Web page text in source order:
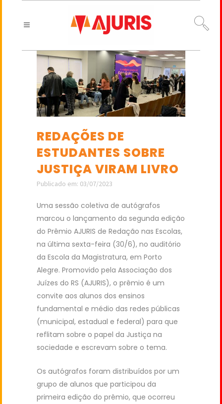
REDAÇÕES DE
ESTUDANTES SOBRE
JUSTIÇA VIRAM LIVRO
Publicado em: 03/07/2023
Uma sessão coletiva de autógrafos
marcou o lançamento da segunda edição
do Prêmio AJURIS de Redação nas Escolas,
na última sexta-feira (30/6), no auditório
da Escola da Magistratura, em Porto
Alegre. Promovido pela Associação dos
Juízes do RS (AJURIS), o prêmio é um
convite aos alunos dos ensinos
fundamental e médio das redes públicas
(municipal, estadual e federal) para que
reflitam sobre o papel da Justiça na
sociedade e escrevam sobre o tema.
Os autógrafos foram distribuídos por um
grupo de alunos que participou da
primeira edição do prêmio, que ocorreu